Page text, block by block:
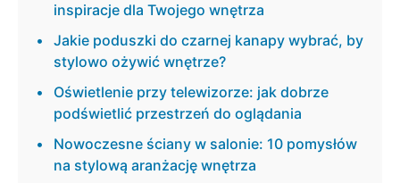
inspiracje dla Twojego wnętrza
Jakie poduszki do czarnej kanapy wybrać, by
stylowo ożywić wnętrze?
Oświetlenie przy telewizorze: jak dobrze
podświetlić przestrzeń do oglądania
Nowoczesne ściany w salonie: 10 pomysłów
na stylową aranżację wnętrza